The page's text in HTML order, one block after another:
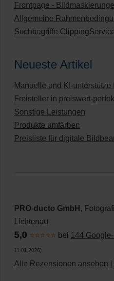
Frontpage -
Allgemeine
Suchbegriffe
Neueste Artikel
Manuelle und KI-
Freisteller in preiswert-
Sonstige Leistungen
Produkte umfärben
Preisliste für digitale
PRO-ducto GmbH ,
Lichtenau
5,0 ⭐⭐⭐⭐⭐ bei 144
11.01.2026)
Alle Rezensionen ansehen